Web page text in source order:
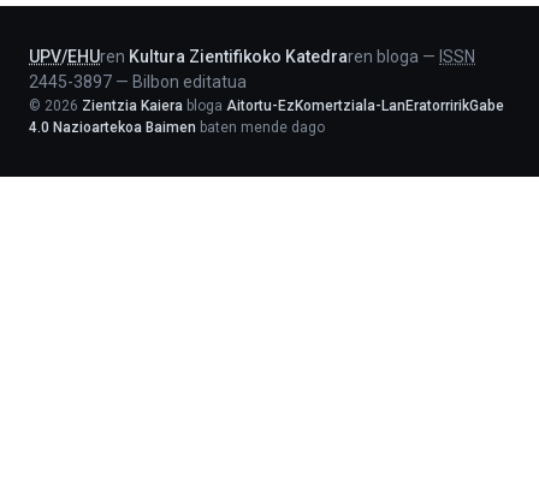
UPV/EHUren Kultura Zientifikoko Katedraren bloga — ISSN
2445-3897 — Bilbon editatua
© 2026 Zientzia Kaiera bloga Aitortu-EzKomertziala-LanEratorririkGabe
4.0 Nazioartekoa Baimen baten mende dago